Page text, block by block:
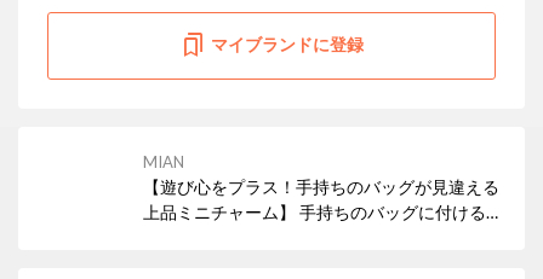
マイブランドに登録
MIAN
【遊び心をプラス！手持ちのバッグが見違える
上品ミニチャーム】 手持ちのバッグに付けるだ